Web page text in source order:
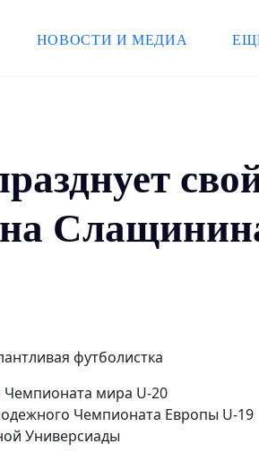
НОВОСТИ И МЕДИА
футболистка
мира U-20
Чемпионата Европы U-19
Универсиады